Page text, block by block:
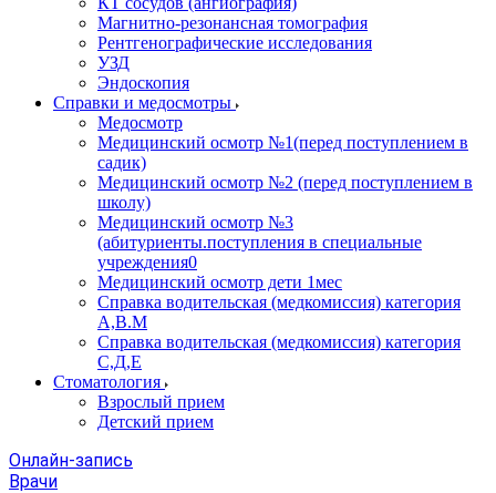
Магнитно-резонансная томография
Рентгенографические исследования
УЗД
Эндоскопия
Справки и медосмотры
Медосмотр
Медицинский осмотр №1(перед поступлением в
садик)
Медицинский осмотр №2 (перед поступлением в
школу)
Медицинский осмотр №3
(абитуриенты.поступления в специальные
учреждения0
Медицинский осмотр дети 1мес
Справка водительская (медкомиссия) категория
А,В.М
Справка водительская (медкомиссия) категория
С,Д,Е
Стоматология
Взрослый прием
Детский прием
Онлайн-запись
Врачи